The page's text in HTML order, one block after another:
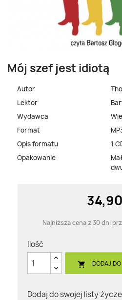
Mój szef jest idiotą
Autor
Lektor
Wydawca
Format
Opis formatu
1
Opakowanie
Najniższa cena z 30 dni
Ilość
 DODAJ
Dodaj do swojej listy